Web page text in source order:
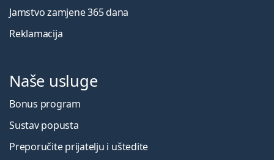
Jamstvo zamjene 365 dana
Reklamacija
Naše usluge
Bonus program
Sustav popusta
Preporučite prijatelju i uštedite